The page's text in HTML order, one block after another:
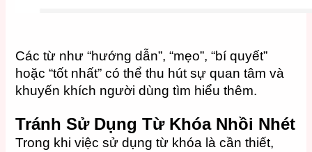
Các từ như “hướng dẫn”, “mẹo”, “bí quyết”
hoặc “tốt nhất” có thể thu hút sự quan tâm và
khuyến khích người dùng tìm hiểu thêm.
Tránh Sử Dụng Từ Khóa Nhồi Nhét
Trong khi việc sử dụng từ khóa là cần thiết,